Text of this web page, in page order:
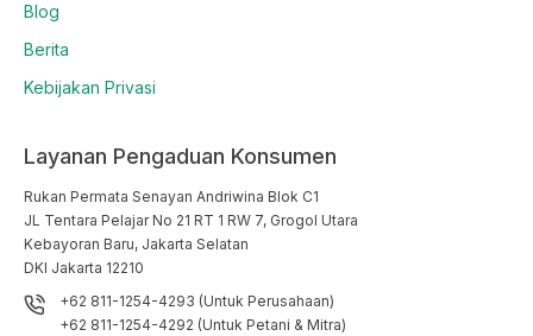
Blog
Berita
Kebijakan Privasi
Layanan Pengaduan Konsumen
Rukan Permata Senayan Andriwina Blok C1
JL Tentara Pelajar No 21 RT 1 RW 7, Grogol Utara
Kebayoran Baru, Jakarta Selatan
DKI Jakarta 12210
+62 811-1254-4293 (Untuk Perusahaan)
+62 811-1254-4292 (Untuk Petani & Mitra)